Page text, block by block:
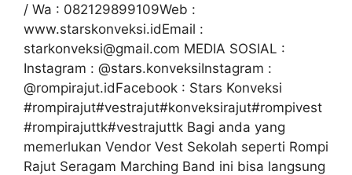
/ Wa : 082129899109Web :
www.starskonveksi.idEmail :
starkonveksi@gmail.com MEDIA SOSIAL :
Instagram : @stars.konveksiInstagram :
@rompirajut.idFacebook : Stars Konveksi
#rompirajut#vestrajut#konveksirajut#rompivest
#rompirajuttk#vestrajuttk Bagi anda yang
memerlukan Vendor Vest Sekolah seperti Rompi
Rajut Seragam Marching Band ini bisa langsung